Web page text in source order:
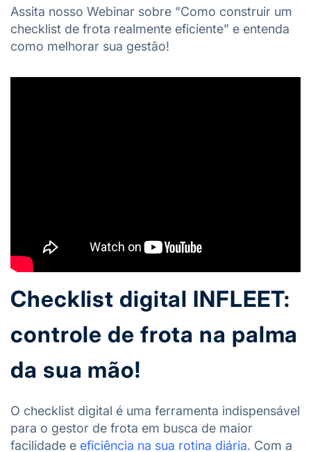
Assita nosso Webinar sobre “Como construir um
checklist de frota realmente eficiente” e entenda
como melhorar sua gestão!
Checklist digital INFLEET:
controle de frota na palma
da sua mão!
O checklist digital é uma ferramenta indispensável
para o gestor de frota em busca de maior
facilidade e eficiência na sua rotina diária. Com a